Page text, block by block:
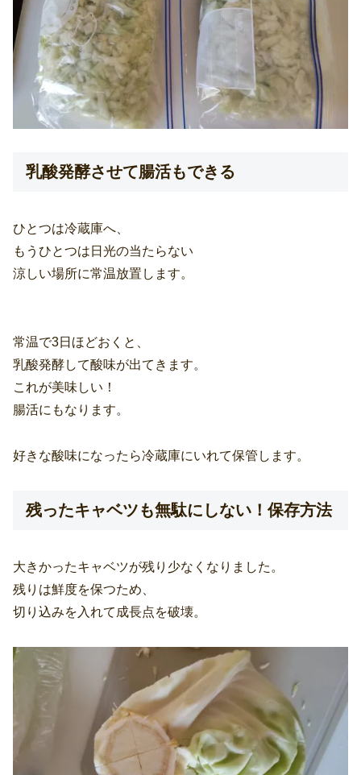
乳酸発酵させて腸活もできる
ひとつは冷蔵庫へ、
もうひとつは日光の当たらない
涼しい場所に常温放置します。
常温で3日ほどおくと、
乳酸発酵して酸味が出てきます。
これが美味しい！
腸活にもなります。
好きな酸味になったら冷蔵庫にいれて保管します。
残ったキャベツも無駄にしない！保存方法
大きかったキャベツが残り少なくなりました。
残りは鮮度を保つため、
切り込みを入れて成長点を破壊。